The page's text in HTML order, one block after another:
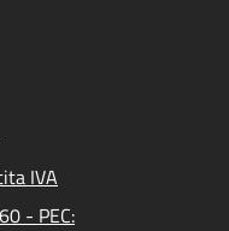
IVA
- PEC: